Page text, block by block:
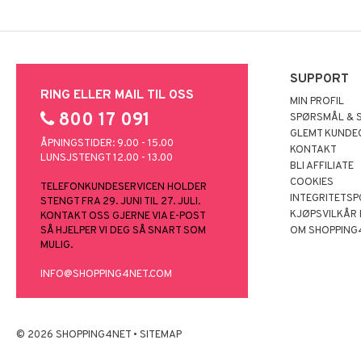
RING ELLER MAIL TIL OSS
800 17 091
ÅPNINGSTIDER: 9.00 - 15.00
LUNSJSTENGT 12.00 - 13.00
TELEFONKUNDESERVICEN HOLDER
STENGT FRA 29. JUNI TIL 27. JULI.
KONTAKT OSS GJERNE VIA E-POST
SÅ HJELPER VI DEG SÅ SNART SOM
MULIG.
INFO@SHOPPING4NET.COM
SUPPORT
MIN PROFIL
SPØRSMÅL &
GLEMT
KONTAKT
BLI AFFILIATE
COOKIES
KJØPSVILKÅR
OM
© 2026 SHOPPING4NET • SITEMAP